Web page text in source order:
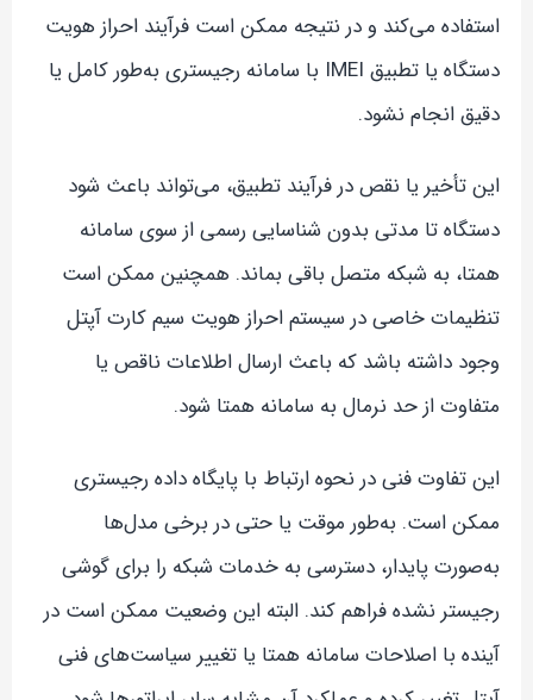
استفاده می‌کند و در نتیجه ممکن است فرآیند احراز هویت
دستگاه یا تطبیق IMEI با سامانه رجیستری به‌طور کامل یا
دقیق انجام نشود.
این تأخیر یا نقص در فرآیند تطبیق، می‌تواند باعث شود
دستگاه تا مدتی بدون شناسایی رسمی از سوی سامانه
همتا، به شبکه متصل باقی بماند. همچنین ممکن است
تنظیمات خاصی در سیستم احراز هویت سیم کارت آپتل
وجود داشته باشد که باعث ارسال اطلاعات ناقص یا
متفاوت از حد نرمال به سامانه همتا شود.
این تفاوت فنی در نحوه ارتباط با پایگاه داده رجیستری
ممکن است. به‌طور موقت یا حتی در برخی مدل‌ها
به‌صورت پایدار، دسترسی به خدمات شبکه را برای گوشی
رجیستر نشده فراهم کند. البته این وضعیت ممکن است در
آینده با اصلاحات سامانه همتا یا تغییر سیاست‌های فنی